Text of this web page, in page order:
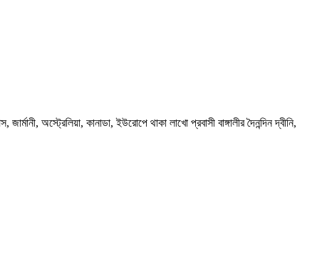
অস্ট্রেলিয়া, কানাডা, ইউরোপে থাকা লাখো প্রবাসী বাঙ্গালীর দৈনন্দিন দ্বীনি,